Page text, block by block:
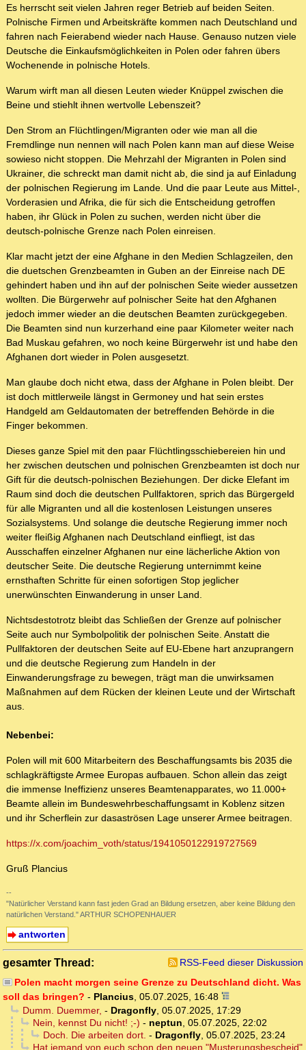
Es herrscht seit vielen Jahren reger Betrieb auf beiden Seiten.
Polnische Firmen und Arbeitskräfte kommen nach Deutschland und
fahren nach Feierabend wieder nach Hause. Genauso nutzen viele
Deutsche die Einkaufsmöglichkeiten in Polen oder fahren übers
Wochenende in polnische Hotels.
Warum wirft man all diesen Leuten wieder Knüppel zwischen die
Beine und stiehlt ihnen wertvolle Lebenszeit?
Den Strom an Flüchtlingen/Migranten oder wie man all die
Fremdlinge nun nennen will nach Polen kann man auf diese Weise
sowieso nicht stoppen. Die Mehrzahl der Migranten in Polen sind
Ukrainer, die schreckt man damit nicht ab, die sind ja auf Einladung
der polnischen Regierung im Lande. Und die paar Leute aus Mittel-,
Vorderasien und Afrika, die für sich die Entscheidung getroffen
haben, ihr Glück in Polen zu suchen, werden nicht über die
deutsch-polnische Grenze nach Polen einreisen.
Klar macht jetzt der eine Afghane in den Medien Schlagzeilen, den
die duetschen Grenzbeamten in Guben an der Einreise nach DE
gehindert haben und ihn auf der polnischen Seite wieder aussetzen
wollten. Die Bürgerwehr auf polnischer Seite hat den Afghanen
jedoch immer wieder an die deutschen Beamten zurückgegeben.
Die Beamten sind nun kurzerhand eine paar Kilometer weiter nach
Bad Muskau gefahren, wo noch keine Bürgerwehr ist und habe den
Afghanen dort wieder in Polen ausgesetzt.
Man glaube doch nicht etwa, dass der Afghane in Polen bleibt. Der
ist doch mittlerweile längst in Germoney und hat sein erstes
Handgeld am Geldautomaten der betreffenden Behörde in die
Finger bekommen.
Dieses ganze Spiel mit den paar Flüchtlingsschiebereien hin und
her zwischen deutschen und polnischen Grenzbeamten ist doch nur
Gift für die deutsch-polnischen Beziehungen. Der dicke Elefant im
Raum sind doch die deutschen Pullfaktoren, sprich das Bürgergeld
für alle Migranten und all die kostenlosen Leistungen unseres
Sozialsystems. Und solange die deutsche Regierung immer noch
weiter fleißig Afghanen nach Deutschland einfliegt, ist das
Ausschaffen einzelner Afghanen nur eine lächerliche Aktion von
deutscher Seite. Die deutsche Regierung unternimmt keine
ernsthaften Schritte für einen sofortigen Stop jeglicher
unerwünschten Einwanderung in unser Land.
Nichtsdestotrotz bleibt das Schließen der Grenze auf polnischer
Seite auch nur Symbolpolitik der polnischen Seite. Anstatt die
Pullfaktoren der deutschen Seite auf EU-Ebene hart anzuprangern
und die deutsche Regierung zum Handeln in der
Einwanderungsfrage zu bewegen, trägt man die unwirksamen
Maßnahmen auf dem Rücken der kleinen Leute und der Wirtschaft
aus.
Nebenbei:
Polen will mit 600 Mitarbeitern des Beschaffungsamts bis 2035 die
schlagkräftigste Armee Europas aufbauen. Schon allein das zeigt
die immense Ineffizienz unseres Beamtenapparates, wo 11.000+
Beamte allein im Bundeswehrbeschaffungsamt in Koblenz sitzen
und ihr Scherflein zur dasaströsen Lage unserer Armee beitragen.
https://x.com/joachim_voth/status/1941050122919727569
Gruß Plancius
--
"Natürlicher Verstand kann fast jeden Grad an Bildung ersetzen, aber keine Bildung den
natürlichen Verstand." ARTHUR SCHOPENHAUER
antworten
gesamter Thread:
RSS-Feed dieser Diskussion
Polen macht morgen seine Grenze zu Deutschland dicht. Was
soll das bringen? - Plancius, 05.07.2025, 16:48
Dumm. Duemmer, - Dragonfly, 05.07.2025, 17:29
Nein, kennst Du nicht! ;-) - neptun, 05.07.2025, 22:02
Doch. Die arbeiten dort. - Dragonfly, 05.07.2025, 23:24
Hat jemand von euch schon den neuen "Musterungsbescheid"